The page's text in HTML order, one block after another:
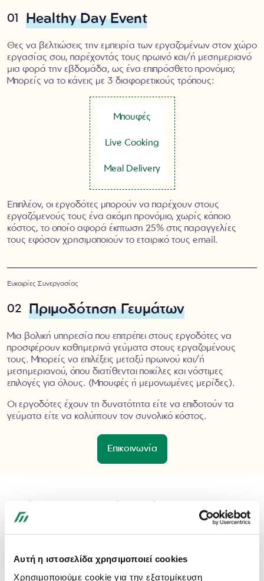
Αυτή η ιστοσελίδα χρησιμοποιεί cookies
Χρησιμοποιούμε cookie για την εξατομίκευση
01 Healthy Day Event
Θες να βελτιώσεις την εμπειρία των εργαζομένων στον χώρο
εργασίας σου, παρέχοντάς τους πρωινό και/ή μεσημεριανό
μια φορά την εβδομάδα, ως ένα επιπρόσθετο προνόμιο;
Μπορείς να το κάνεις με 3 διαφορετικούς τρόπους:
Μπουφές
Live Cooking
Meal Delivery
Επιπλέον, οι εργοδότες μπορούν να παρέχουν στους
εργαζόμενούς τους ένα ακόμη προνόμιο, χωρίς κάποιο
κόστος, το οποίο αφορά έκπτωση 25% στις παραγγελίες
τους εφόσον χρησιμοποιούν το εταιρικό τους email.
Ευκαιρίες Συνεργασίας
02 Πριμοδότηση Γευμάτων
Μια βολική υπηρεσία που επιτρέπει στους εργοδότες να
προσφέρουν καθημερινά γεύματα στους εργαζομένους
τους. Μπορείς να επιλέξεις μεταξύ πρωινού και/ή
μεσημεριανού, όπου διατίθενται ποικίλες και νόστιμες
επιλογές για όλους. (Μπουφές ή μεμονωμένες μερίδες).
Οι εργοδότες έχουν τη δυνατότητα είτε να επιδοτούν τα
γεύματα είτε να καλύπτουν τον συνολικό κόστος.
Επικοινωνία
Με συμμαχο τη Fitness Meals, μπορείς να ενθαρρύνεις τους
πρόσβαση τόσο σε υγιεινά γεύματα στη δουλειά, αλλά και
εξατομικευμένη βοήθεια με επιπλέον έκπτωση σε προσωπικές